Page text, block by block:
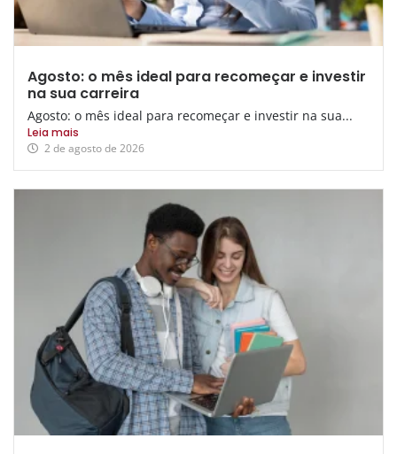
Agosto: o mês ideal para recomeçar e investir
na sua carreira
Agosto: o mês ideal para recomeçar e investir na sua...
Leia mais
2 de agosto de 2026